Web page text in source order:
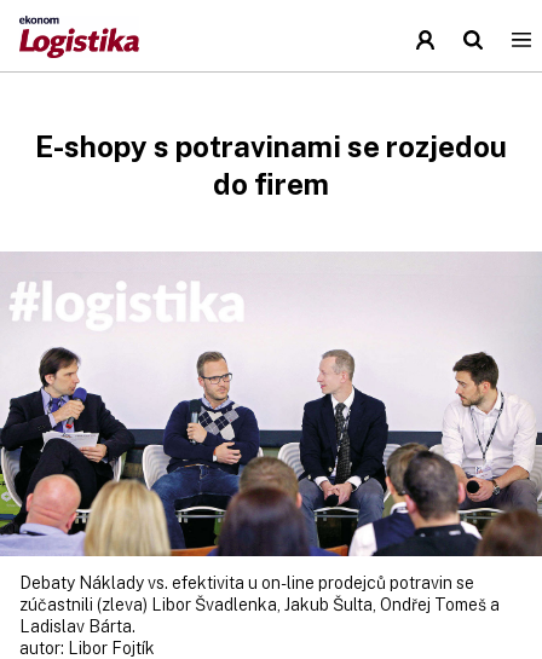
E-shopy s potravinami se rozjedou
do firem
Debaty Náklady vs. efektivita u on-line prodejců potravin se
zúčastnili (zleva) Libor Švadlenka, Jakub Šulta, Ondřej Tomeš a
Ladislav Bárta.
autor:
Libor Fojtík